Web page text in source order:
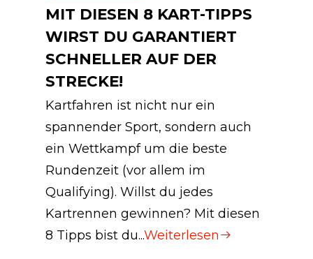
MIT DIESEN 8 KART-TIPPS
WIRST DU GARANTIERT
SCHNELLER AUF DER
STRECKE!
Kartfahren ist nicht nur ein
spannender Sport, sondern auch
ein Wettkampf um die beste
Rundenzeit (vor allem im
Qualifying). Willst du jedes
Kartrennen gewinnen? Mit diesen
8 Tipps bist du...Weiterlesen